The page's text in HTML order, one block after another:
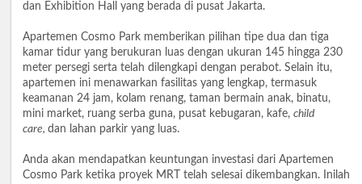
dan Exhibition Hall yang berada di pusat Jakarta.
Apartemen Cosmo Park memberikan pilihan tipe dua dan tiga
kamar tidur yang berukuran luas dengan ukuran 145 hingga 230
meter persegi serta telah dilengkapi dengan perabot. Selain itu,
apartemen ini menawarkan fasilitas yang lengkap, termasuk
keamanan 24 jam, kolam renang, taman bermain anak, binatu,
mini market, ruang serba guna, pusat kebugaran, kafe, child
care, dan lahan parkir yang luas.
Anda akan mendapatkan keuntungan investasi dari Apartemen
Cosmo Park ketika proyek MRT telah selesai dikembangkan. Inilah